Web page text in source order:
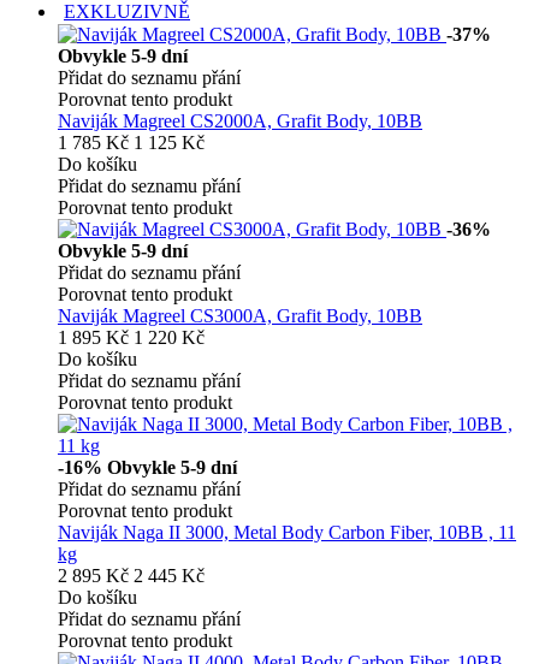
EXKLUZIVNĚ
-37%
Obvykle 5-9 dní
Přidat do seznamu přání
Porovnat tento produkt
Naviják Magreel CS2000A, Grafit Body, 10BB
1 785 Kč 1 125 Kč
Do košíku
Přidat do seznamu přání
Porovnat tento produkt
-36%
Obvykle 5-9 dní
Přidat do seznamu přání
Porovnat tento produkt
Naviják Magreel CS3000A, Grafit Body, 10BB
1 895 Kč 1 220 Kč
Do košíku
Přidat do seznamu přání
Porovnat tento produkt
-16% Obvykle 5-9 dní
Přidat do seznamu přání
Porovnat tento produkt
Naviják Naga II 3000, Metal Body Carbon Fiber, 10BB , 11
kg
2 895 Kč 2 445 Kč
Do košíku
Přidat do seznamu přání
Porovnat tento produkt